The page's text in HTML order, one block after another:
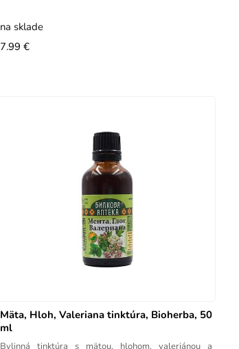
na sklade
7.99 €
Mäta, Hloh, Valeriana tinktúra, Bioherba, 50
ml
Bylinná tinktúra s mätou, hlohom, valeriánou a